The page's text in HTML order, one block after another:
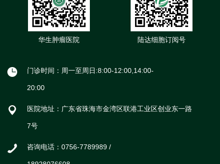
华生肿瘤医院 陆达细胞订阅号
门诊时间：周一至周日:8:00-12:00,14:00-
20:00
医院地址：广东省珠海市金湾区联港工业区创业东一路
7号
咨询电话：0756-7789989 /